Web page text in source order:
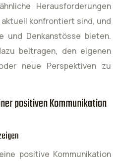
Herausforderungen
konfrontiert sind, und
und Denkanstösse bieten.
beitragen, den eigenen
neue Perspektiven zu
positiven Kommunikation
positive Kommunikation